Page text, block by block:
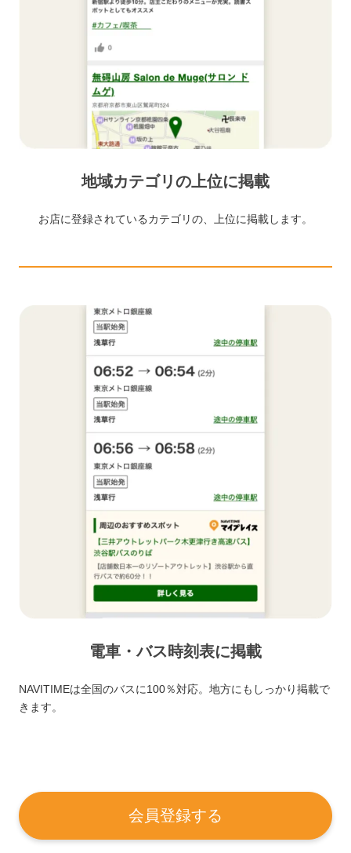
地域カテゴリの上位に掲載
お店に登録されているカテゴリの、上位に掲載します。
電車・バス時刻表に掲載
NAVITIMEは全国のバスに100％対応。地方にもしっかり掲載で
きます。
会員登録する